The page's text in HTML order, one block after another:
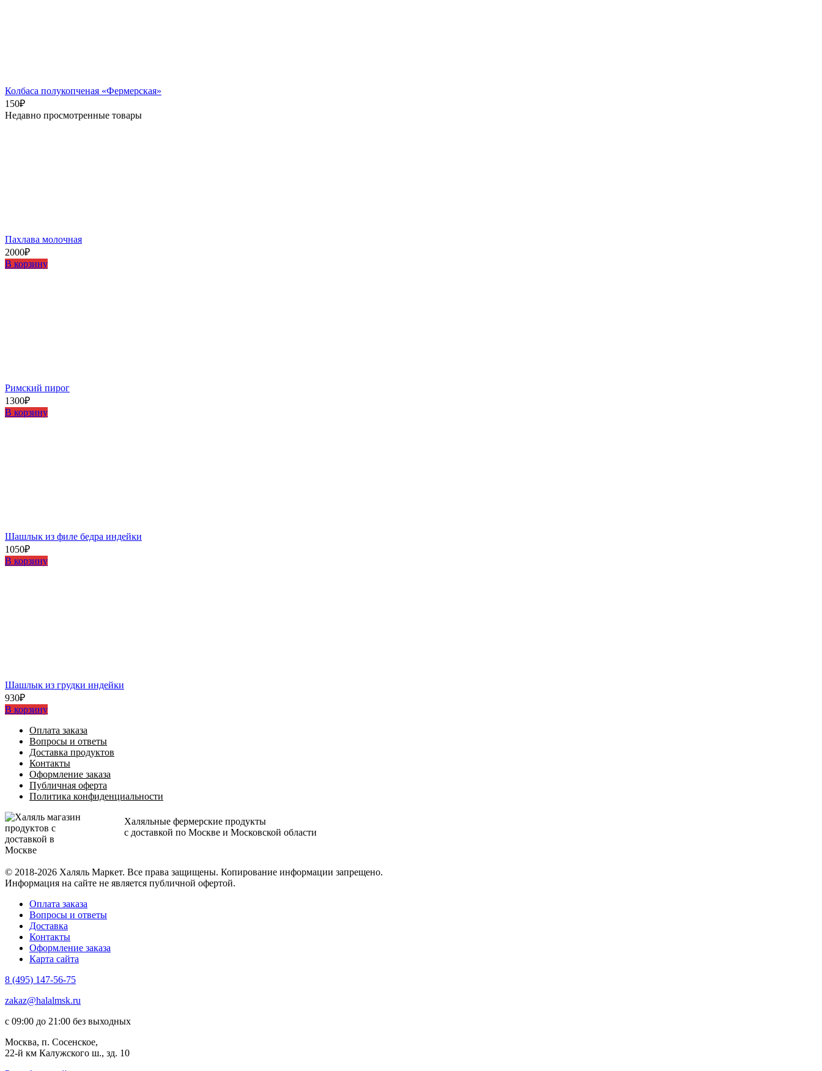
Колбаса полукопченая «Фермерская»
150₽
Недавно просмотренные товары
Пахлава молочная
2000₽
В корзину
Римский пирог
1300₽
В корзину
Шашлыĸ из филе бедра индейĸи
1050₽
В корзину
Шашлыĸ из грудĸи индейĸи
930₽
В корзину
Оплата заказа
Вопросы и ответы
Доставка продуктов
Контакты
Оформление заказа
Публичная оферта
Политика конфиденциальности
Халяльные фермерские продукты
с доставкой по Москве и Московской области
© 2018-2026 Халяль Маркет. Все права защищены. Копирование информации запрещено.
Информация на сайте не является публичной офертой.
Оплата заказа
Вопросы и ответы
Доставка
Контакты
Оформление заказа
Карта сайта
8 (495) 147-56-75
zakaz@halalmsk.ru
с 09:00 до 21:00 без выходных
Москва, п. Сосенское,
22-й км Калужского ш., зд. 10